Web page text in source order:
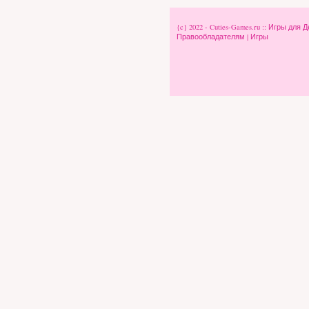
{c} 2022 - Cuties-Games.ru :: Игры
Правообладателям | Игры